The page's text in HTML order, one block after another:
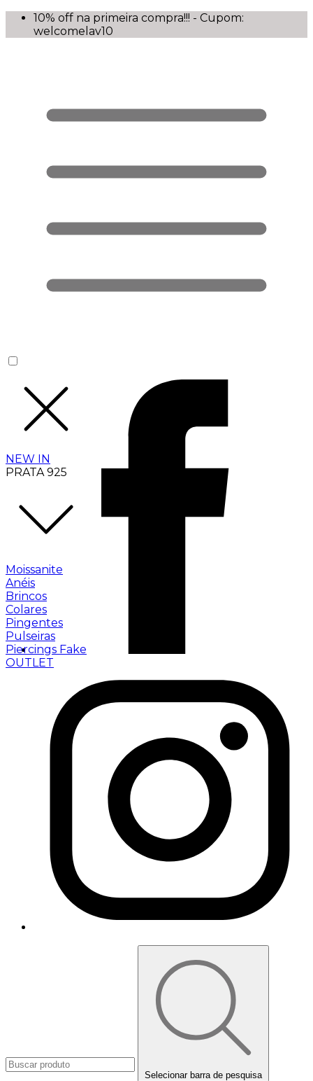
10% off na primeira compra!!! - Cupom:
welcomelav10
NEW IN
PRATA 925
Moissanite
Anéis
Brincos
Colares
Pingentes
Pulseiras
Piercings Fake
OUTLET
Selecionar barra de pesquisa